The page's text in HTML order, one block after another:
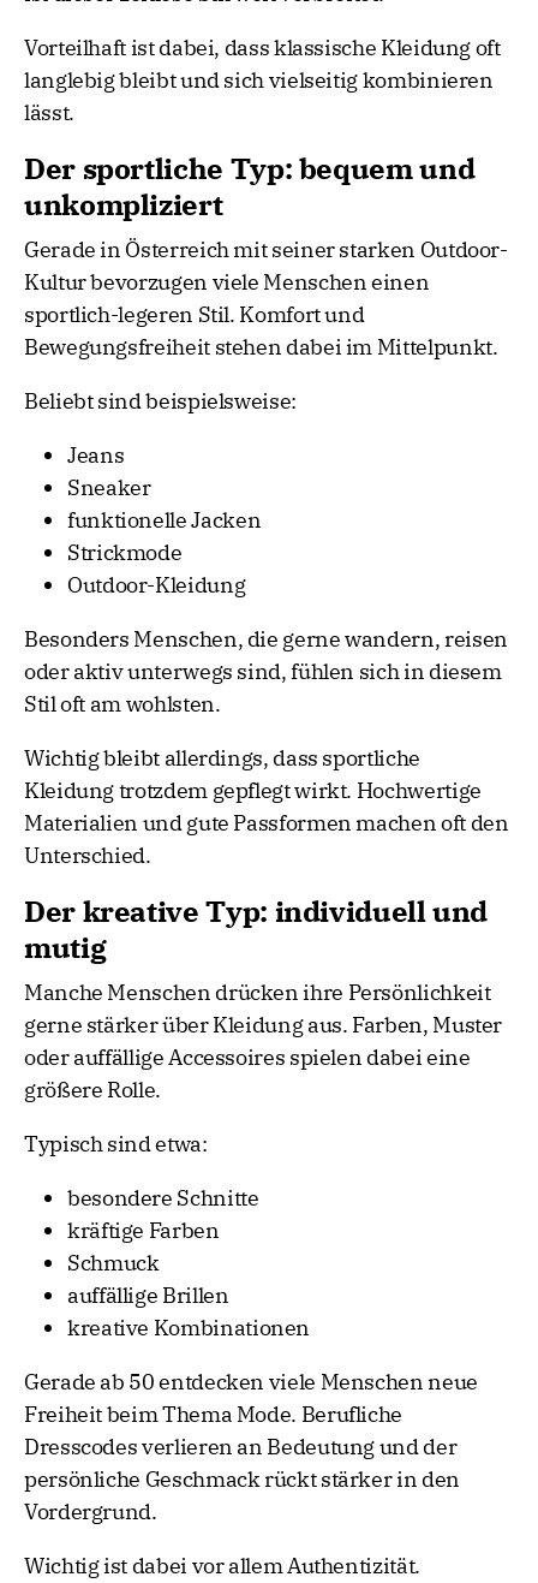
Vorteilhaft ist dabei, dass klassische Kleidung oft
langlebig bleibt und sich vielseitig kombinieren
lässt.
Der sportliche Typ: bequem und
unkompliziert
Gerade in Österreich mit seiner starken Outdoor-
Kultur bevorzugen viele Menschen einen
sportlich-legeren Stil. Komfort und
Bewegungsfreiheit stehen dabei im Mittelpunkt.
Beliebt sind beispielsweise:
Jeans
Sneaker
funktionelle Jacken
Strickmode
Outdoor-Kleidung
Besonders Menschen, die gerne wandern, reisen
oder aktiv unterwegs sind, fühlen sich in diesem
Stil oft am wohlsten.
Wichtig bleibt allerdings, dass sportliche
Kleidung trotzdem gepflegt wirkt. Hochwertige
Materialien und gute Passformen machen oft den
Unterschied.
Der kreative Typ: individuell und
mutig
Manche Menschen drücken ihre Persönlichkeit
gerne stärker über Kleidung aus. Farben, Muster
oder auffällige Accessoires spielen dabei eine
größere Rolle.
Typisch sind etwa:
besondere Schnitte
kräftige Farben
Schmuck
auffällige Brillen
kreative Kombinationen
Gerade ab 50 entdecken viele Menschen neue
Freiheit beim Thema Mode. Berufliche
Dresscodes verlieren an Bedeutung und der
persönliche Geschmack rückt stärker in den
Vordergrund.
Wichtig ist dabei vor allem Authentizität.